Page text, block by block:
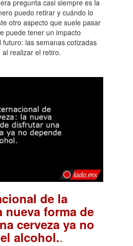
pregunta casi siempre es la
puedo retirar y cuándo lo
otro aspecto que suele pasar
puede tener un impacto
futuro: las semanas cotizadas
realizar el retiro.
de la
nueva forma de
cerveza ya no
alcohol..